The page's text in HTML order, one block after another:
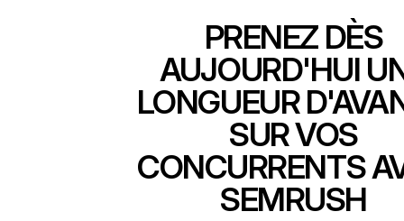
PRENEZ DÈS
AUJOURD'HUI
LONGUEUR
SUR VOS
CONCURRENTS
SEMRUSH